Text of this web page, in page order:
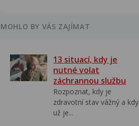
MOHLO BY VÁS ZAJÍMAT
13 situací, kdy je
nutné volat
záchrannou službu
Rozpoznat, kdy je
zdravotní stav vážný a kdy
už je...